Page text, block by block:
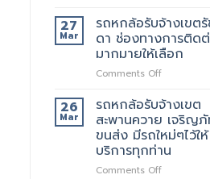
ภัทร์
ขนส่ง
บริการ
ทั่วไป
หก
ล้อ
รับจ้าง
เขต
รัช
พร้อม
ให้
บริการ
กับ
ลูกค้า
ตลอด
27
Mar
รถหกล้อรับจ้างเขต
ดา ช่องทางการติด
มากมายให้เลือก
Comments Offon
หก
ล้อ
รับจ้าง
เขต
รัช
ดา
26
Mar
รถหกล้อรับจ้างเขต
สะพานควาย เจริญภั
ขนส่ง มีรถใหม่ๆไว้ให้
บริการทุกท่าน
Comments Offon